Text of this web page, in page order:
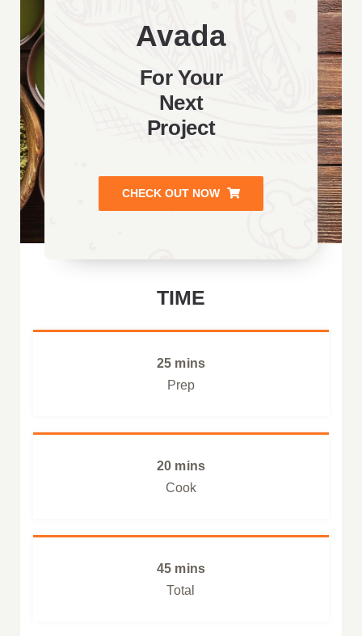
Avada
For Your
Next
Project
CHECK OUT NOW
TIME
25 mins
Prep
20 mins
Cook
45 mins
Total